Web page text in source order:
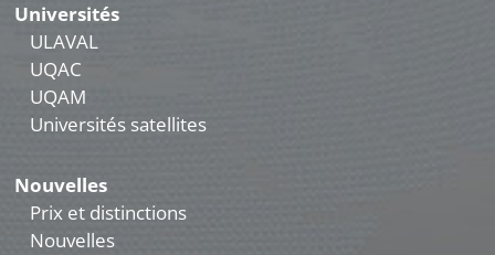
Universités
ULAVAL
UQAC
UQAM
Universités satellites
Nouvelles
Prix et distinctions
Nouvelles